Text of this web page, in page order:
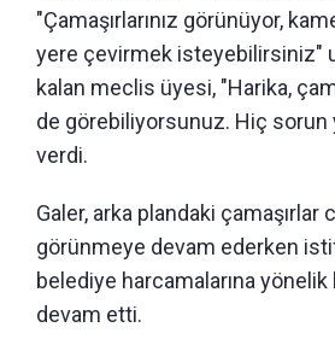
"Çamaşırlarınız görünüyor,
yere çevirmek isteyebilirsiniz"
kalan meclis üyesi, "Harika,
de görebiliyorsunuz. Hiç sorun
verdi.
Galer, arka plandaki çamaşırlar
görünmeye devam ederken
belediye harcamalarına yönelik
devam etti.